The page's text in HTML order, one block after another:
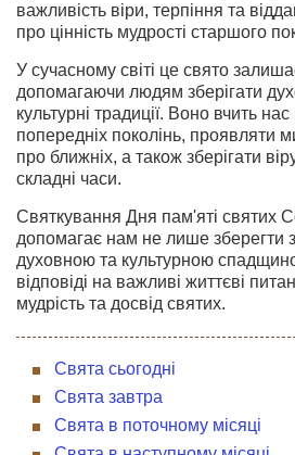
важливість віри, терпіння та
про цінність мудрості старшого
У сучасному світі це свято
допомагаючи людям зберігати
культурні традиції. Воно вчить
попередніх поколінь, проявляти
про ближніх, а також зберігати
складні часи.
Святкування Дня пам'яті святих
допомагає нам не лише зберегти
духовною та культурною
відповіді на важливі життєві
мудрість та досвід святих.
Свята сьогодні
Свята завтра
Свята в поточному місяці